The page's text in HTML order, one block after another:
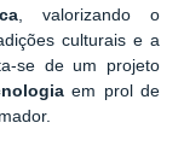
, valorizando o
culturais e a
se de um projeto
em prol de